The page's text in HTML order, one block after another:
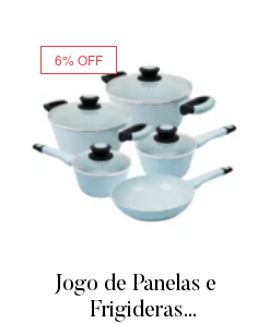
6% OFF
Jogo de Panelas e
Frigideras